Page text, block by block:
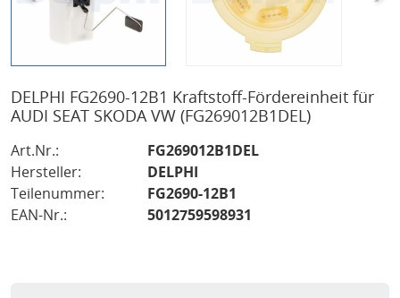
DELPHI FG2690-12B1 Kraftstoff-Fördereinheit für
AUDI SEAT SKODA VW (FG269012B1DEL)
Art.Nr.:
FG269012B1DEL
Hersteller:
DELPHI
Teilenummer:
FG2690-12B1
EAN-Nr.:
5012759598931